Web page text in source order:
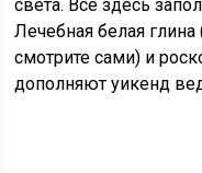
света. Все здесь
Лечебная белая
смотрите сами) и
дополняют уикенд